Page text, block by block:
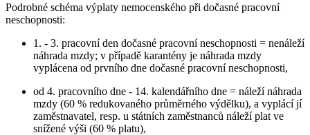
Podrobné schéma výplaty nemocenského při dočasné pracovní
neschopnosti:
1. - 3. pracovní den dočasné pracovní neschopnosti = nenáleží
náhrada mzdy; v případě karantény je náhrada mzdy
vyplácena od prvního dne dočasné pracovní neschopnosti,
od 4. pracovního dne - 14. kalendářního dne = náleží náhrada
mzdy (60 % redukovaného průměrného výdělku), a vyplácí jí
zaměstnavatel, resp. u státních zaměstnanců náleží plat ve
snížené výši (60 % platu),